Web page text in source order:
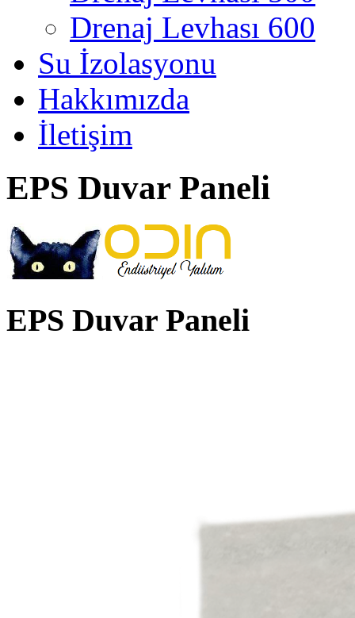
Drenaj Levhası 600
Su İzolasyonu
Hakkımızda
İletişim
EPS Duvar Paneli
EPS Duvar Paneli